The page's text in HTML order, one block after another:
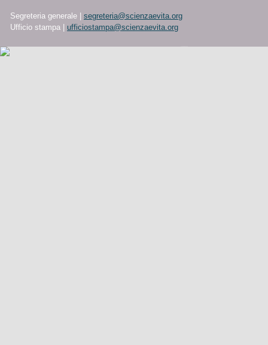
Segreteria generale |
segreteria@scienzaevita.org
Ufficio stampa |
ufficiostampa@scienzaevita.org